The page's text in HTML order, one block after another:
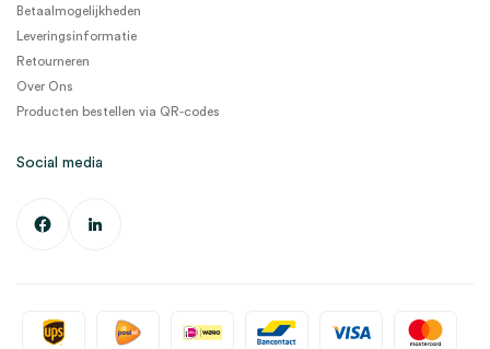
Betaalmogelijkheden
Leveringsinformatie
Retourneren
Over Ons
Producten bestellen via QR-codes
Social media